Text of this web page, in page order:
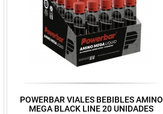
POWERBAR VIALES BEBIBLES AMINO
MEGA BLACK LINE 20 UNIDADES